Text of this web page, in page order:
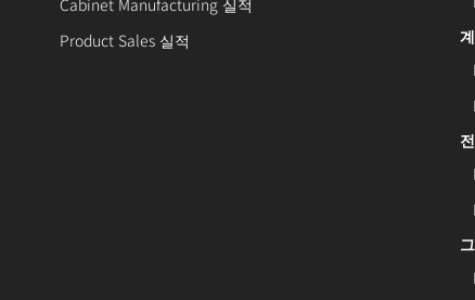
Product Sales 실적